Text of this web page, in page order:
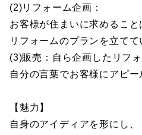
(2)リフォーム企画：
お客様が住まいに求めること
リフォームのプランを立てて
(3)販売：自ら企画したリフォ
自分の言葉でお客様にアピー
【魅力】
自身のアイディアを形にし、